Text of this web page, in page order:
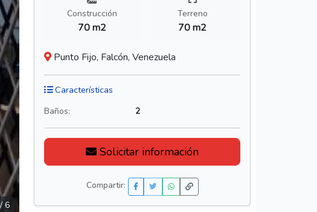
/ 6
Construcción
70 m2
Terreno
70 m2
Punto Fijo, Falcón, Venezuela
Características
Baños: 2
Solicitar información
Compartir: